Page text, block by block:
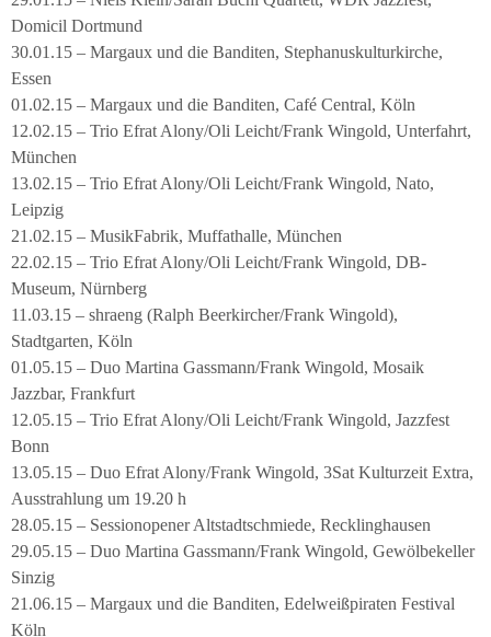
Domicil Dortmund
30.01.15 – Margaux und die Banditen, Stephanuskulturkirche,
Essen
01.02.15 – Margaux und die Banditen, Café Central, Köln
12.02.15 – Trio Efrat Alony/Oli Leicht/Frank Wingold, Unterfahrt,
München
13.02.15 – Trio Efrat Alony/Oli Leicht/Frank Wingold, Nato,
Leipzig
21.02.15 – MusikFabrik, Muffathalle, München
22.02.15 – Trio Efrat Alony/Oli Leicht/Frank Wingold, DB-
Museum, Nürnberg
11.03.15 – shraeng (Ralph Beerkircher/Frank Wingold),
Stadtgarten, Köln
01.05.15 – Duo Martina Gassmann/Frank Wingold, Mosaik
Jazzbar, Frankfurt
12.05.15 – Trio Efrat Alony/Oli Leicht/Frank Wingold, Jazzfest
Bonn
13.05.15 – Duo Efrat Alony/Frank Wingold, 3Sat Kulturzeit Extra,
Ausstrahlung um 19.20 h
28.05.15 – Sessionopener Altstadtschmiede, Recklinghausen
29.05.15 – Duo Martina Gassmann/Frank Wingold, Gewölbekeller
Sinzig
21.06.15 – Margaux und die Banditen, Edelweißpiraten Festival
Köln